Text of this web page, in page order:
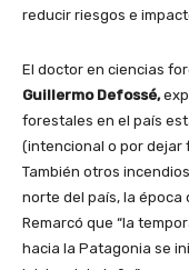
reducir riesgos e
El doctor en ciencias
Guillermo Defossé,
forestales en el país
(intencional o por dejar
También otros
norte del país, la época
Remarcó que “la
hacia la Patagonia se